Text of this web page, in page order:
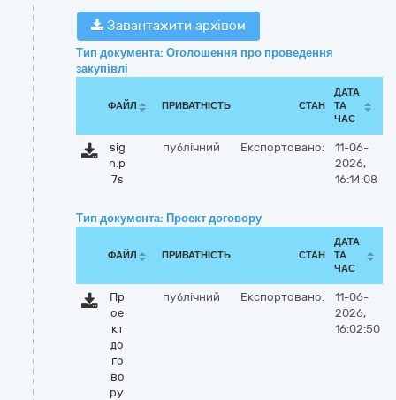
Завантажити архівом
Тип документа: Оголошення про проведення
закупівлі
ФАЙЛ ПРИВАТНІСТЬ СТАН
ДАТА
ТА
ЧАС
sig
n.p
7s
публічний Експортовано:
11-06-
2026,
16:14:08
Тип документа: Проект договору
ФАЙЛ ПРИВАТНІСТЬ СТАН
ДАТА
ТА
ЧАС
Пр
ое
кт
до
го
во
ру.
публічний Експортовано:
11-06-
2026,
16:02:50